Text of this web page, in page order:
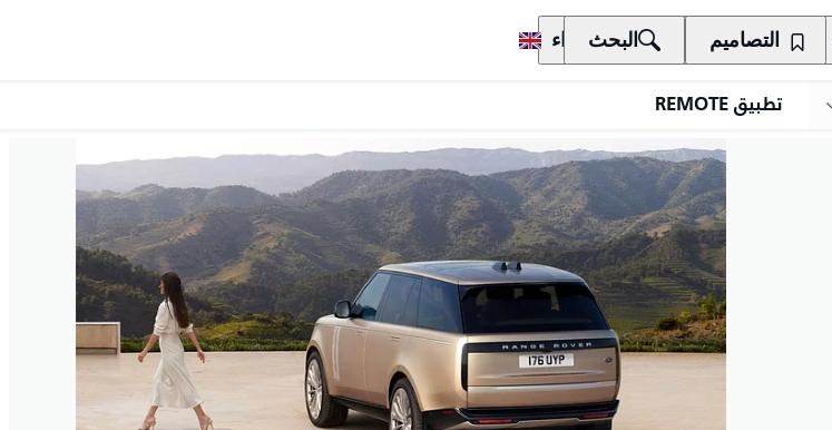
المالكون الاكتشاف الشراء التصاميم البحث
تطبيق REMOTE